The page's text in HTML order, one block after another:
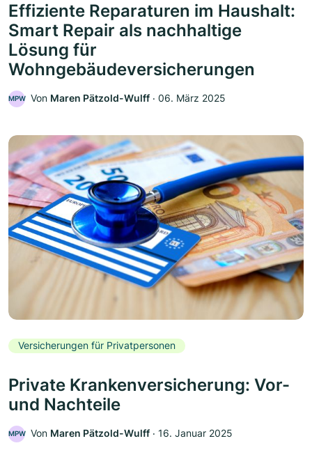
Effiziente Reparaturen im Haushalt:
Smart Repair als nachhaltige
Lösung für
Wohngebäudeversicherungen
MPW Von Maren Pätzold-Wulff ‧ 06. März 2025
Versicherungen für Privatpersonen
Private Krankenversicherung: Vor-
und Nachteile
MPW Von Maren Pätzold-Wulff ‧ 16. Januar 2025